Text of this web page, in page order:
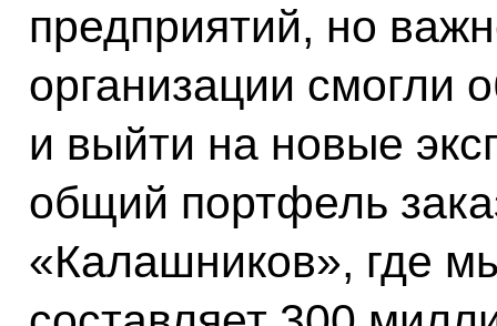
предприятий, но
организации смогли
и выйти на новые
общий портфель
«Калашников», где